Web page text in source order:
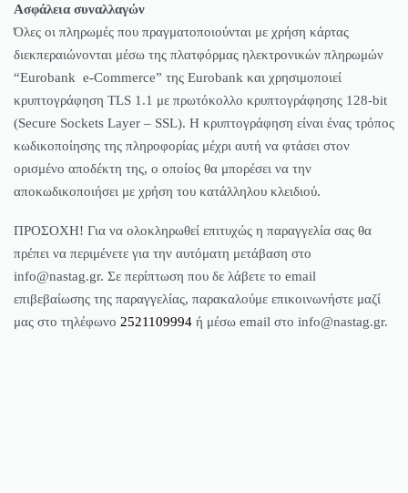
Ασφάλεια συναλλαγών
Όλες οι πληρωμές που πραγματοποιούνται με χρήση κάρτας
διεκπεραιώνονται μέσω της πλατφόρμας ηλεκτρονικών πληρωμών
“Eurobank e-Commerce” της Eurobank και χρησιμοποιεί
κρυπτογράφηση TLS 1.1 με πρωτόκολλο κρυπτογράφησης 128-bit
(Secure Sockets Layer – SSL). Η κρυπτογράφηση είναι ένας τρόπος
κωδικοποίησης της πληροφορίας μέχρι αυτή να φτάσει στον
ορισμένο αποδέκτη της, ο οποίος θα μπορέσει να την
αποκωδικοποιήσει με χρήση του κατάλληλου κλειδιού.
ΠΡΟΣΟΧΗ! Για να ολοκληρωθεί επιτυχώς η παραγγελία σας θα
πρέπει να περιμένετε για την αυτόματη μετάβαση στο
info@nastag.gr. Σε περίπτωση που δε λάβετε το email
επιβεβαίωσης της παραγγελίας, παρακαλούμε επικοινωνήστε μαζί
μας στο τηλέφωνο 2521109994 ή μέσω email στο info@nastag.gr.